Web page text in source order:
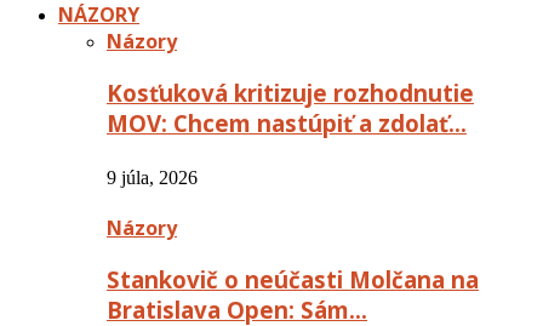
NÁZORY
Názory
Kosťuková kritizuje rozhodnutie
MOV: Chcem nastúpiť a zdolať…
9 júla, 2026
Názory
Stankovič o neúčasti Molčana na
Bratislava Open: Sám…